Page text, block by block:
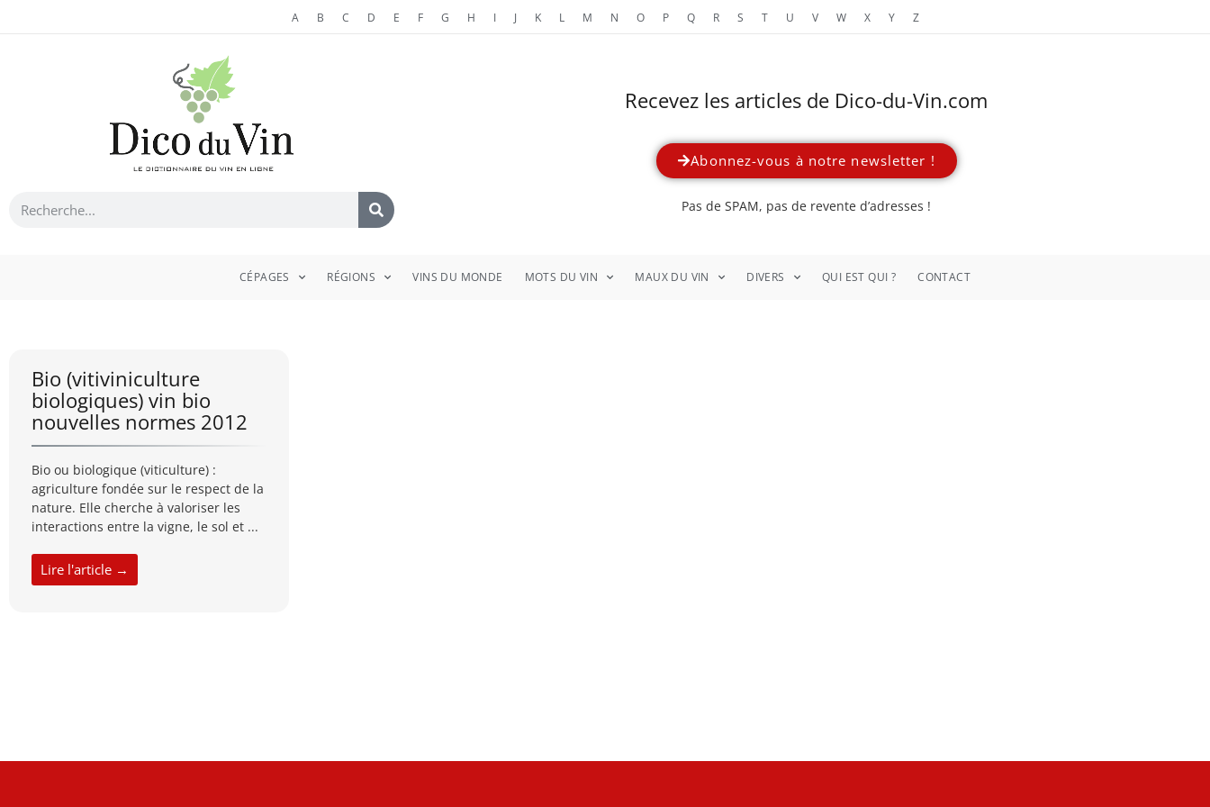
A B C D E F G H I J K L M N O P Q R S T U V W X Y Z
Recevez les articles de Dico-du-Vin.com
Abonnez-vous à notre newsletter !
Pas de SPAM, pas de revente d’adresses !
CÉPAGES RÉGIONS VINS DU MONDE MOTS DU VIN MAUX DU VIN DIVERS QUI EST QUI ? CONTACT
Bio (vitiviniculture
biologiques) vin bio
nouvelles normes 2012
Bio ou biologique (viticulture) :
agriculture fondée sur le respect de la
nature. Elle cherche à valoriser les
interactions entre la vigne, le sol et ...
Lire l'article →